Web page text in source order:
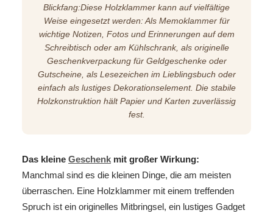
Blickfang:Diese Holzklammer kann auf vielfältige
Weise eingesetzt werden: Als Memoklammer für
wichtige Notizen, Fotos und Erinnerungen auf dem
Schreibtisch oder am Kühlschrank, als originelle
Geschenkverpackung für Geldgeschenke oder
Gutscheine, als Lesezeichen im Lieblingsbuch oder
einfach als lustiges Dekorationselement. Die stabile
Holzkonstruktion hält Papier und Karten zuverlässig
fest.
Das kleine Geschenk mit großer Wirkung:
Manchmal sind es die kleinen Dinge, die am meisten
überraschen. Eine Holzklammer mit einem treffenden
Spruch ist ein originelles Mitbringsel, ein lustiges Gadget